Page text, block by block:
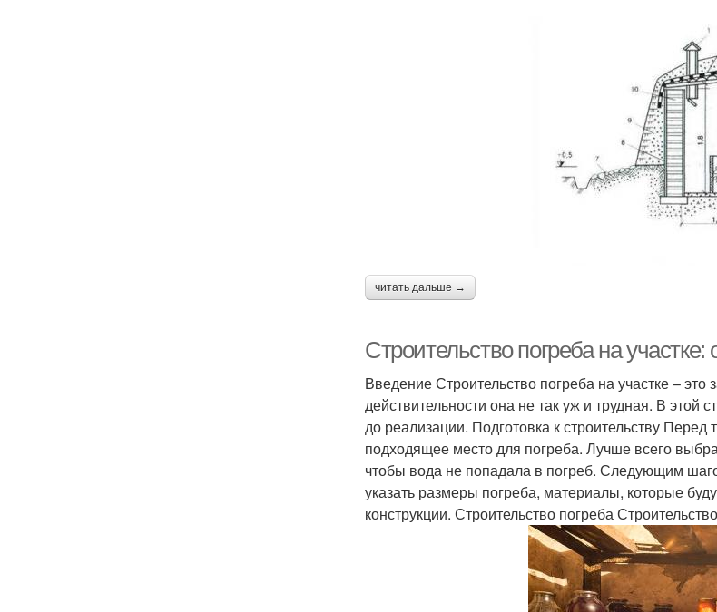
читать дальше →
Строительство погреба на
Введение Строительство погреба на участке –
действительности она не так уж и трудная. В этой
до реализации. Подготовка к строительству
подходящее место для погреба. Лучше всего
чтобы вода не попадала в погреб. Следующим
указать размеры погреба, материалы, которые
конструкции. Строительство погреба